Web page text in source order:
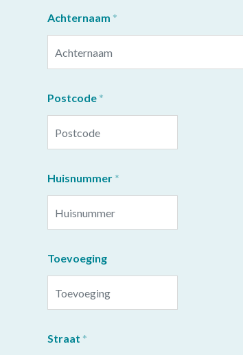
Achternaam
Postcode
Huisnummer
Toevoeging
Straat